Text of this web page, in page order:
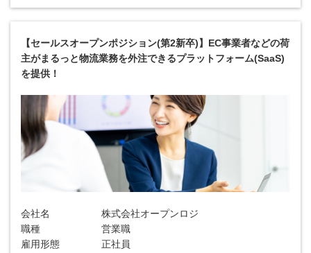
【セールスオープンポジション(第2新卒)】EC事業者などの荷
主がまるっと物流業務を外注できるプラットフォーム(SaaS)
を提供！
会社名
株式会社オープンロジ
職種
営業職
雇用形態
正社員